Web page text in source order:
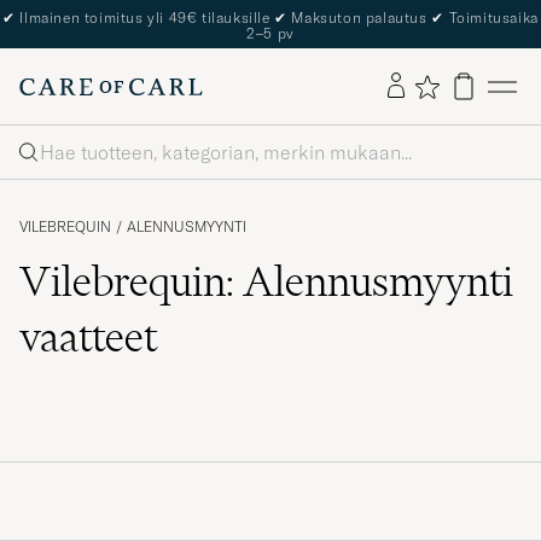
✔ Ilmainen toimitus yli 49€ tilauksille ✔ Maksuton palautus ✔ Toimitusaika
2–5 pv
Haku
VILEBREQUIN / ALENNUSMYYNTI
Vilebrequin: Alennusmyynti
vaatteet